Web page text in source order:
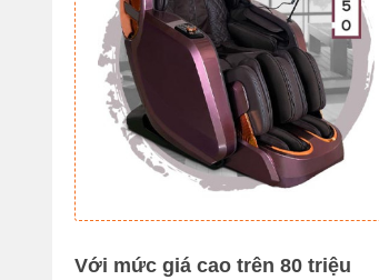
Với mức giá cao trên 80 triệu